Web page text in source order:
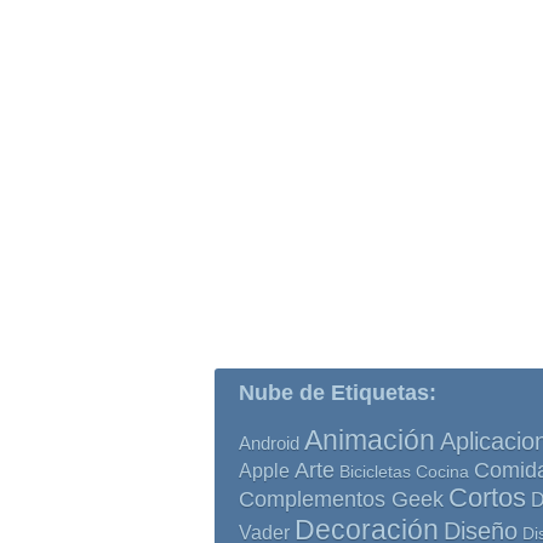
Nube de Etiquetas:
Android Animación
Apple Arte Bicicletas Cocina
Complementos Geek Cortos
Vader Decoración Diseño